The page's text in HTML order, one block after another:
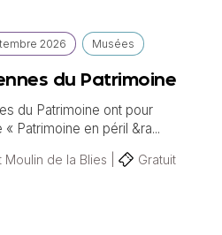
2026 Musées
du Patrimoine
du Patrimoine ont pour
Patrimoine en péril &ra...
de la Blies | Gratuit